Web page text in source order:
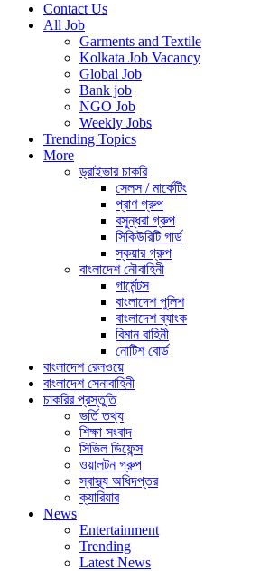
Contact Us
All Job
Garments and Textile
Kolkata Job Vacancy
Global Job
Bank job
NGO Job
Weekly Jobs
Trending Topics
More
ড্রাইভার চাকরি
সেলস / মার্কেটিং
প্রাণ গ্রুপ
বসুন্ধরা গ্রুপ
সিকিউরিটি গার্ড
স্কয়ার গ্রুপ
বাংলাদেশ নৌবাহিনী
গার্মেন্টস
বাংলাদেশ পুলিশ
বাংলাদেশ ব্যাংক
বিমান বাহিনী
নোটিশ বোর্ড
বাংলাদেশ রেলওয়ে
বাংলাদেশ সেনাবাহিনী
চাকরির প্রস্তুতি
ভর্তি তথ্য
শিক্ষা সংবাদ
সিভিল ডিফেন্স
ওয়ালটন গ্রুপ
স্বাস্থ্য অধিদপ্তর
ক্যারিয়ার
News
Entertainment
Trending
Latest News